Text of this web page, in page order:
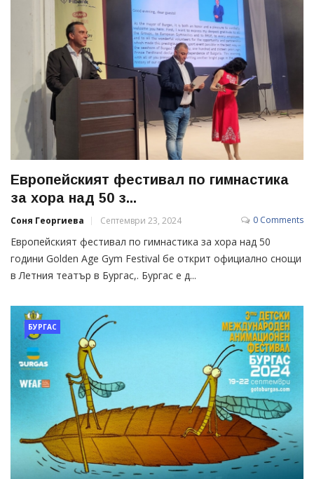
Европейският фестивал по гимнастика
за хора над 50 з...
Соня Георгиева Септември 23, 2024 0 Comments
Европейският фестивал по гимнастика за хора над 50
години Golden Age Gym Festival бе открит официално снощи
в Летния театър в Бургас,. Бургас е д...
БУРГАС